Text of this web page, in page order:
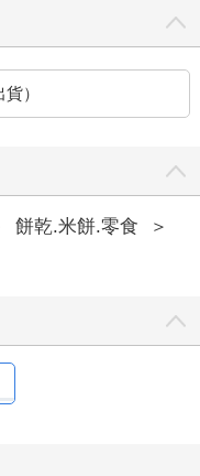
）
餅乾.米餅.零食
＞